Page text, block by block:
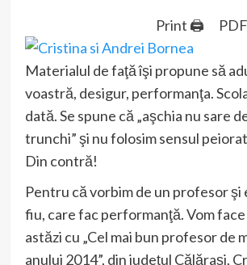
Print 🖨
Materialul de faţă îşi propune să
voastră, desigur, performanţa.
dată. Se spune că „aşchia nu sare
trunchi” şi nu folosim sensul
Din contră!
Pentru că vorbim de un profesor şi
fiu, care fac performanţă. Vom
astăzi cu „Cel mai bun profesor de
anului 2014”, din judeţul Călăraşi,